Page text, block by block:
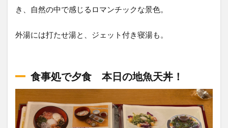
き、自然の中で感じるロマンチックな景色。
外湯には打たせ湯と、ジェット付き寝湯も。
食事処で夕食 本日の地魚天丼！